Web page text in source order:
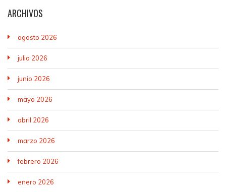
ARCHIVOS
agosto 2026
julio 2026
junio 2026
mayo 2026
abril 2026
marzo 2026
febrero 2026
enero 2026